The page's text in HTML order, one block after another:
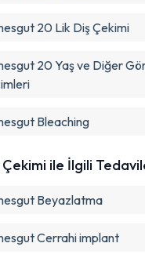
20 Lik Diş Çekimi
20 Yaş ve Diğer
Bleaching
ile İlgili
Beyazlatma
Cerrahi implant